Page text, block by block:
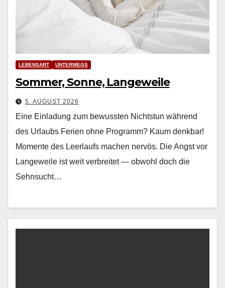
LEBENSART UNTERWEGS
Sommer, Sonne, Langeweile
5. AUGUST 2026
Eine Einladung zum bewussten Nichtstun während
des Urlaubs Ferien ohne Pro­gramm? Kaum denkbar!
Momente des Leer­laufs machen nervös. Die Angst vor
Langeweile ist weit ver­bre­it­et — obwohl doch die
Sehn­sucht…